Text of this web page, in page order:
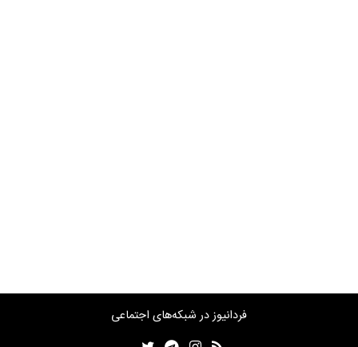
فردانیوز در شبکه‌های اجتماعی